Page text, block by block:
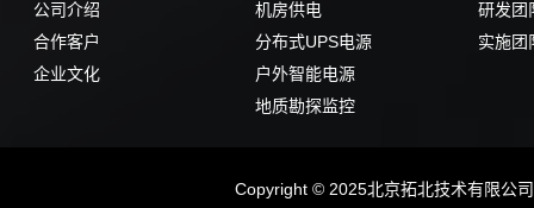
公司介绍
合作客户
企业文化
机房供电
分布式UPS电源
户外智能电源
地质勘探监控
研发团
实施团
Copyright © 2025北京拓北技术有限公